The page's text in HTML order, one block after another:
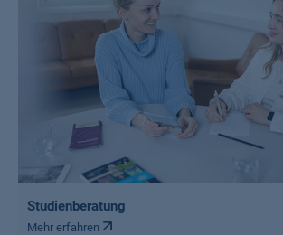
Studienberatung
Mehr erfahren